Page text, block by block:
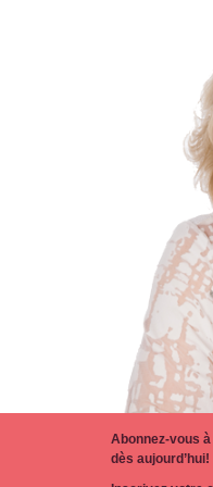
Abonnez-vous à
dès aujourd’hui!